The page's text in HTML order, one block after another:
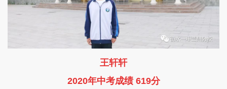
王轩轩
2020年中考成绩 619分